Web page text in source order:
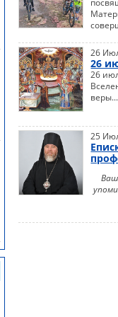
26
26
26
веры...
25